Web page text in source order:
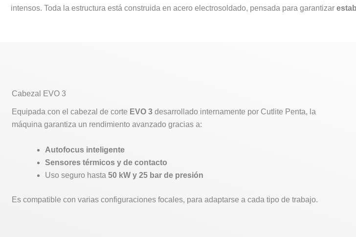
intensos. Toda la estructura está construida en acero electrosoldado, pensada para garantizar
Cabezal EVO 3
Equipada con el cabezal de corte EVO 3 desarrollado internamente por Cutlite Penta, la
máquina garantiza un rendimiento avanzado gracias a:
Autofocus inteligente
Sensores térmicos y de contacto
Uso seguro hasta 50 kW y 25 bar de presión
Es compatible con varias configuraciones focales, para adaptarse a cada tipo de trabajo.